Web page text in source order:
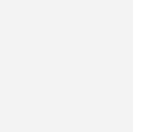
(MT)
do Sul (MS)